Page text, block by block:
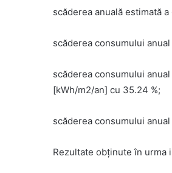
scăderea anuală estimată
scăderea consumului
scăderea consumului
[kWh/m2/an] cu 35.24 %;
scăderea consumului
Rezultate obținute în